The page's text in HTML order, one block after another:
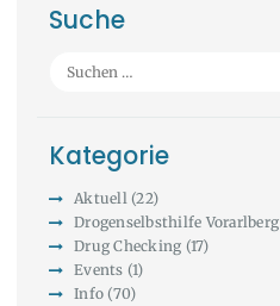
Suche
Suchen
Kategorie
Aktuell (22)
Drogenselbsthilfe Vorarlberg
Drug Checking (17)
Events (1)
Info (70)